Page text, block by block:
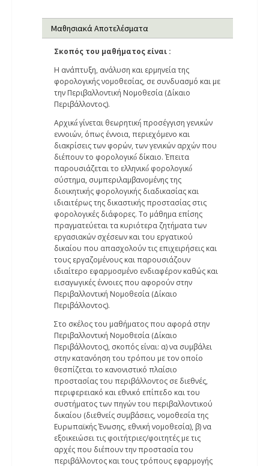
Μαθησιακά Αποτελέσματα
Σκοπός του μαθήματος είναι :
Η ανάπτυξη, ανάλυση και ερμηνεία της
φορολογικής νομοθεσίας, σε συνδυασμό και με
την Περιβαλλοντική Νομοθεσία (Δίκαιο
Περιβάλλοντος).
Αρχικά́ γίνεται θεωρητική́ προσέγγιση γενικών
εννοιών, όπως έννοια, περιεχόμενο και
διακρίσεις των φορών, των γενικών αρχών που
διέπουν το φορολογικό́ δίκαιο. Έπειτα
παρουσιάζεται το ελληνικό́ φορολογικό́
σύστημα, συμπεριλαμβανομένης της
διοικητικής φορολογικής διαδικασίας και
ιδιαιτέρως της δικαστικής προστασίας στις
φορολογικές διάφορες. Το μάθημα επίσης
πραγματεύεται τα κυριότερα ζητήματα των
εργασιακών σχέσεων και του εργατικού
δικαίου που απασχολούν τις επιχειρήσεις και
τους εργαζομένους και παρουσιάζουν
ιδιαίτερο εφαρμοσμένο ενδιαφέρον καθώς και
εισαγωγικές έννοιες που αφορούν στην
Περιβαλλοντική Νομοθεσία (Δίκαιο
Περιβάλλοντος).
Στο σκέλος του μαθήματος που αφορά στην
Περιβαλλοντική Νομοθεσία (Δίκαιο
Περιβάλλοντος), σκοπός είναι: α) να συμβάλει
στην κατανόηση του τρόπου με τον οποίο
θεσπίζεται το κανονιστικό πλαίσιο
προστασίας του περιβάλλοντος σε διεθνές,
περιφερειακό και εθνικό επίπεδο και του
συστήματος των πηγών του περιβαλλοντικού
δικαίου (διεθνείς συμβάσεις, νομοθεσία της
Ευρωπαϊκής Ένωσης, εθνική νομοθεσία), β) να
εξοικειώσει τις φοιτήτριες/φοιτητές με τις
αρχές που διέπουν την προστασία του
περιβάλλοντος και τους τρόπους εφαρμογής